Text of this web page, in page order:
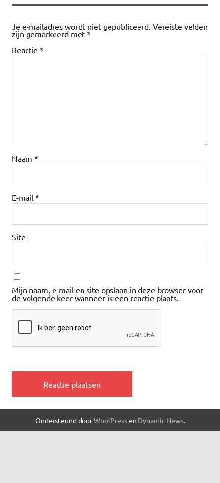
Je e-mailadres wordt niet gepubliceerd. Vereiste velden
zijn gemarkeerd met *
Reactie *
Naam *
E-mail *
Site
Mijn naam, e-mail en site opslaan in deze browser voor
de volgende keer wanneer ik een reactie plaats.
Ondersteund doorWordPressen Dynamic News.